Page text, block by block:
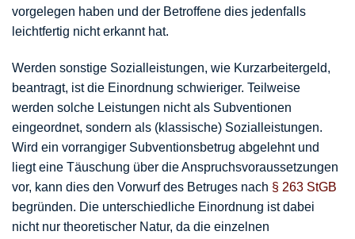
vorgelegen haben und der Betroffene dies jedenfalls
leichtfertig nicht erkannt hat.
Werden sonstige Sozialleistungen, wie Kurzarbeitergeld,
beantragt, ist die Einordnung schwieriger. Teilweise
werden solche Leistungen nicht als Subventionen
eingeordnet, sondern als (klassische) Sozialleistungen.
Wird ein vorrangiger Subventionsbetrug abgelehnt und
liegt eine Täuschung über die Anspruchsvoraussetzungen
vor, kann dies den Vorwurf des Betruges nach § 263 StGB
begründen. Die unterschiedliche Einordnung ist dabei
nicht nur theoretischer Natur, da die einzelnen